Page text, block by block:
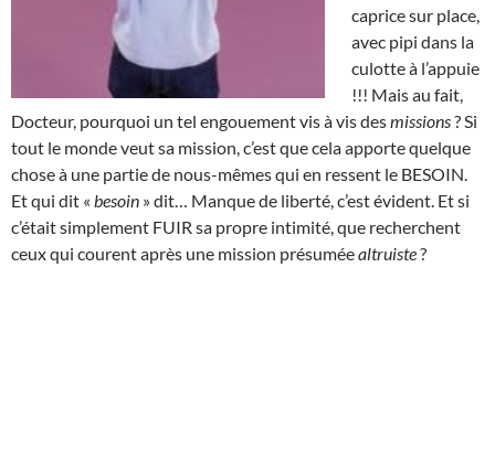
caprice sur place,
avec pipi dans la
culotte à l’appuie
!!! Mais au fait,
Docteur, pourquoi un tel engouement vis à vis desmissions? Si
tout le monde veut sa mission, c’est que cela apporte quelque
chose à une partie de nous-mêmes qui en ressent le BESOIN.
Et qui dit « besoin » dit… Manque de liberté, c’est évident. Et si
c’était simplement FUIR sa propre intimité, que recherchent
ceux qui courent après une mission présuméealtruiste?